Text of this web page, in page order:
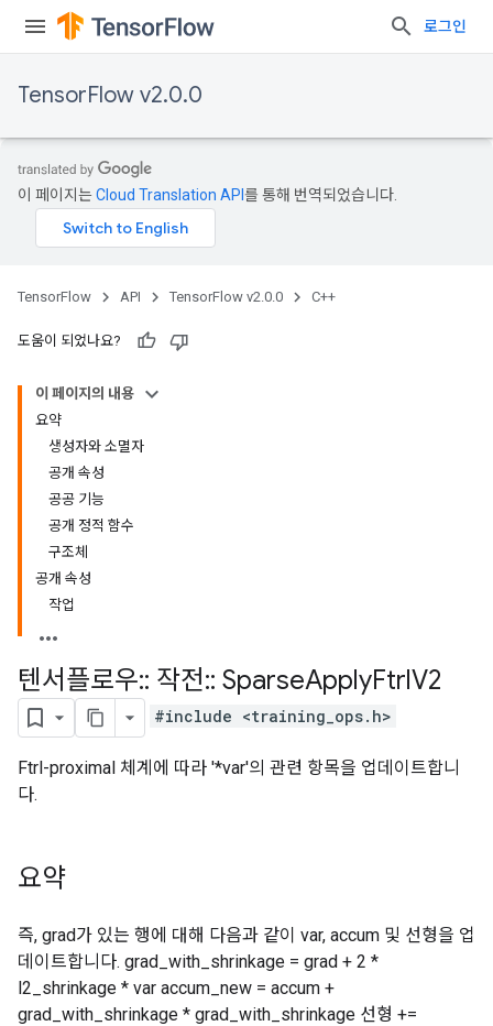
로그인
TensorFlow v2.0.0
이 페이지는Cloud Translation API 를 통해 번역되었습니다.
TensorFlow API TensorFlow v2.0.0 C++
도움이 되었나요?
이 페이지의 내용
요약
생성자와 소멸자
공개 속성
공공 기능
공개 정적 함수
구조체
공개 속성
작업
텐서플로우:: 작전:: SparseApplyFtrlV2
#include <training_ops.h>
Ftrl-proximal 체계에 따라 '*var'의 관련 항목을 업데이트합니
다.
요약
즉, grad가 있는 행에 대해 다음과 같이 var, accum 및 선형을 업
데이트합니다. grad_with_shrinkage = grad + 2 *
l2_shrinkage * var accum_new = accum +
grad_with_shrinkage * grad_with_shrinkage 선형 +=